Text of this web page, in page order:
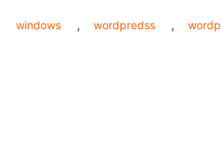
windows , wordpredss ,